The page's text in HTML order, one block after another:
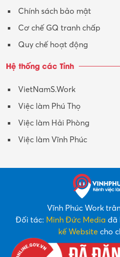
Y tế-Dược
Chính sách bảo mật
Cơ chế GQ tranh chấp
Quy chế hoạt động
Hệ thống các Tỉnh
VietNamS.Work
Việc làm Phú Thọ
Việc làm Hải Phòng
Việc làm Vĩnh Phúc
Vĩnh Phúc Work
Đối tác: Minh Đức Media đã
kế Website cho